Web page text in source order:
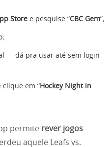
Store e pesquise “CBC Gem”;
— dá pra usar até sem login
clique em “ Hockey Night in
permite rever jogos
aquele Leafs vs.